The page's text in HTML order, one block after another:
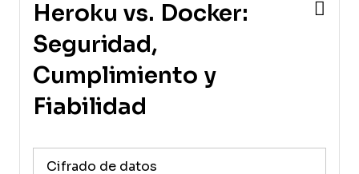
Heroku vs. Docker:
Seguridad,
Cumplimiento y
Fiabilidad
Cifrado de datos